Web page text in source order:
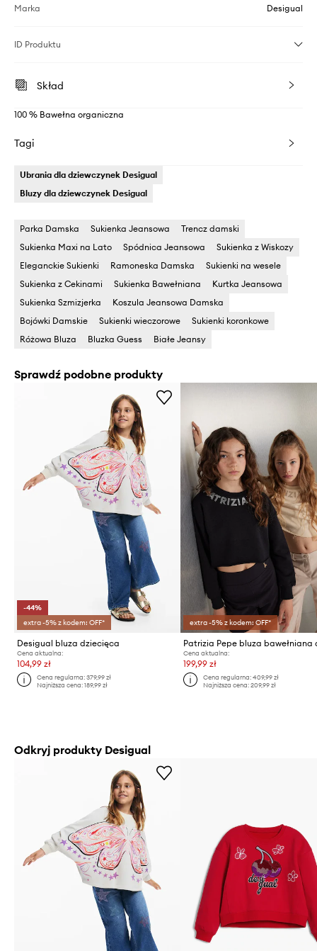
Marka Desigual
ID Produktu
Skład
100 % Bawełna organiczna
Tagi
Ubrania dla dziewczynek Desigual
Bluzy dla dziewczynek Desigual
Parka Damska Sukienka Jeansowa
Trencz damski
Sukienka Maxi na Lato
Spódnica Jeansowa
Sukienka z Wiskozy
Eleganckie Sukienki
Ramoneska Damska
Sukienki na wesele
Sukienka z Cekinami
Sukienka Bawełniana
Kurtka Jeansowa
Sukienka Szmizjerka
Koszula Jeansowa Damska
Bojówki Damskie
Sukienki wieczorowe
Sukienki koronkowe
Różowa Bluza
Bluzka Guess Białe Jeansy
Sprawdź podobne produkty
-44%
extra -5% z kodem: OFF*
Desigual bluza dziecięca
Cena aktualna:
104,99 zł
Cena regularna:379,99 zł
Najniższa cena:189,99 zł
extra -5% z kodem: OFF*
Cena aktualna:
199,99 zł
Cena regularna: 409,99 zł
Najniższa cena: 209,99 zł
Odkryj produkty Desigual